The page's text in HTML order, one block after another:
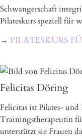
Schwangerschaft
Pilateskurs speziell für
→ PILATESKURS
Felicitas Döring
Felicitas ist Pilates-
Trainingstherapeutin
unterstützt sie Frauen